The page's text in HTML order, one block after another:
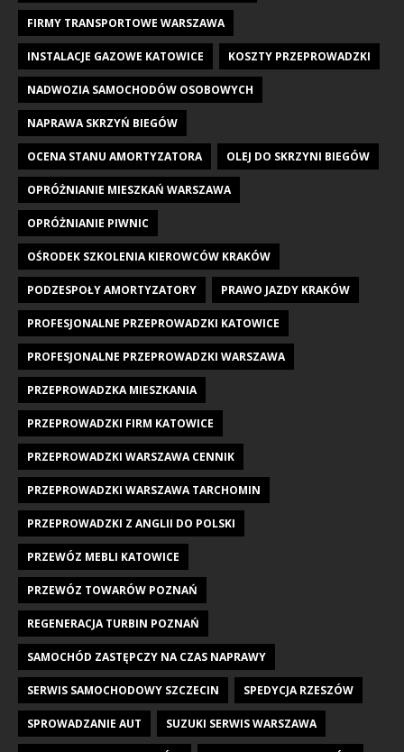
FIRMY TRANSPORTOWE WARSZAWA
INSTALACJE GAZOWE KATOWICE KOSZTY PRZEPROWADZKI
NADWOZIA SAMOCHODÓW OSOBOWYCH
NAPRAWA SKRZYŃ BIEGÓW
OCENA STANU AMORTYZATORA OLEJ DO SKRZYNI BIEGÓW
OPRÓŻNIANIE MIESZKAŃ WARSZAWA
OPRÓŻNIANIE PIWNIC
OŚRODEK SZKOLENIA KIEROWCÓW KRAKÓW
PODZESPOŁY AMORTYZATORY PRAWO JAZDY KRAKÓW
PROFESJONALNE PRZEPROWADZKI KATOWICE
PROFESJONALNE PRZEPROWADZKI WARSZAWA
PRZEPROWADZKA MIESZKANIA
PRZEPROWADZKI FIRM KATOWICE
PRZEPROWADZKI WARSZAWA CENNIK
PRZEPROWADZKI WARSZAWA TARCHOMIN
PRZEPROWADZKI Z ANGLII DO POLSKI
PRZEWÓZ MEBLI KATOWICE
PRZEWÓZ TOWARÓW POZNAŃ
REGENERACJA TURBIN POZNAŃ
SAMOCHÓD ZASTĘPCZY NA CZAS NAPRAWY
SERWIS SAMOCHODOWY SZCZECIN SPEDYCJA RZESZÓW
SPROWADZANIE AUT SUZUKI SERWIS WARSZAWA